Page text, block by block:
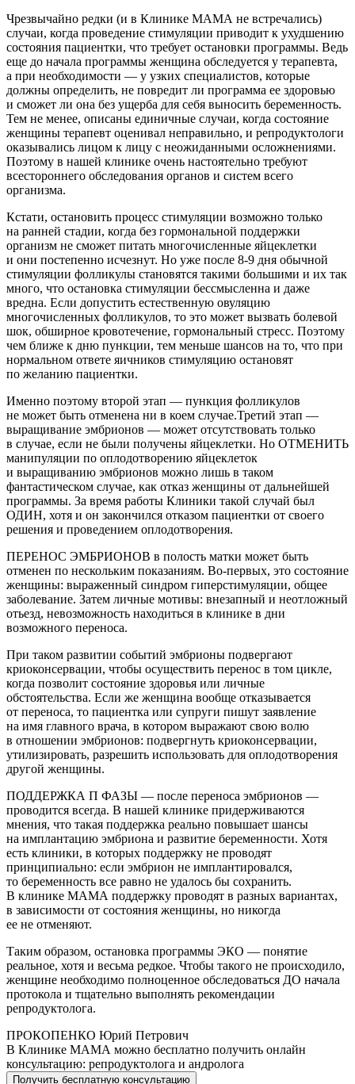
Чрезвычайно редки (и в Клинике МАМА не встречались)
случаи, когда проведение стимуляции приводит к ухудшению
состояния пациентки, что требует остановки программы. Ведь
еще до начала программы женщина обследуется у терапевта,
а при необходимости — у узких специалистов, которые
должны определить, не повредит ли программа ее здоровью
и сможет ли она без ущерба для себя выносить беременность.
Тем не менее, описаны единичные случаи, когда состояние
женщины терапевт оценивал неправильно, и репродуктологи
оказывались лицом к лицу с неожиданными осложнениями.
Поэтому в нашей клинике очень настоятельно требуют
всестороннего обследования органов и систем всего
организма.
Кстати, остановить процесс стимуляции возможно только
на ранней стадии, когда без гормональной поддержки
организм не сможет питать многочисленные яйцеклетки
и они постепенно исчезнут. Но уже после 8-9 дня обычной
стимуляции фолликулы становятся такими большими и их так
много, что остановка стимуляции бессмысленна и даже
вредна. Если допустить естественную овуляцию
многочисленных фолликулов, то это может вызвать болевой
шок, обширное кровотечение, гормональный стресс. Поэтому
чем ближе к дню пункции, тем меньше шансов на то, что при
нормальном ответе яичников стимуляцию остановят
по желанию пациентки.
Именно поэтому второй этап — пункция фолликулов
не может быть отменена ни в коем случае.Третий этап —
выращивание эмбрионов — может отсутствовать только
в случае, если не были получены яйцеклетки. Но ОТМЕНИТЬ
манипуляции по оплодотворению яйцеклеток
и выращиванию эмбрионов можно лишь в таком
фантастическом случае, как отказ женщины от дальнейшей
программы. За время работы Клиники такой случай был
ОДИН, хотя и он закончился отказом пациентки от своего
решения и проведением оплодотворения.
ПЕРЕНОС ЭМБРИОНОВ в полость матки может быть
отменен по нескольким показаниям. Во-первых, это состояние
женщины: выраженный синдром гиперстимуляции, общее
заболевание. Затем личные мотивы: внезапный и неотложный
отьезд, невозможность находиться в клинике в дни
возможного переноса.
При таком развитии событий эмбрионы подвергают
криоконсервации, чтобы осуществить перенос в том цикле,
когда позволит состояние здоровья или личные
обстоятельства. Если же женщина вообще отказывается
от переноса, то пациентка или супруги пишут заявление
на имя главного врача, в котором выражают свою волю
в отношении эмбрионов: подвергнуть криоконсервации,
утилизировать, разрешить использовать для оплодотворения
другой женщины.
ПОДДЕРЖКА П ФАЗЫ — после переноса эмбрионов —
проводится всегда. В нашей клинике придерживаются
мнения, что такая поддержка реально повышает шансы
на имплантацию эмбриона и развитие беременности. Хотя
есть клиники, в которых поддержку не проводят
принципиально: если эмбрион не имплантировался,
то беременность все равно не удалось бы сохранить.
В клинике МАМА поддержку проводят в разных вариантах,
в зависимости от состояния женщины, но никогда
ее не отменяют.
Таким образом, остановка программы ЭКО — понятие
реальное, хотя и весьма редкое. Чтобы такого не происходило,
женщине необходимо полноценное обследоваться ДО начала
протокола и тщательно выполнять рекомендации
репродуктолога.
ПРОКОПЕНКО Юрий Петрович
В Клинике МАМА можно бесплатно получить онлайн
консультацию: репродуктолога и андролога
Получить бесплатную консультацию